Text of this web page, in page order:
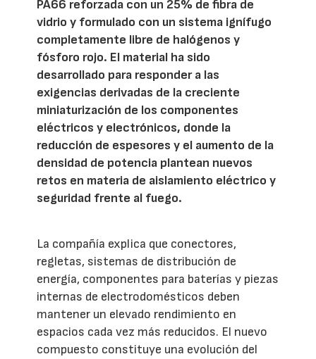
PA66 reforzada con un 25% de fibra de
vidrio y formulado con un sistema ignífugo
completamente libre de halógenos y
fósforo rojo. El material ha sido
desarrollado para responder a las
exigencias derivadas de la creciente
miniaturización de los componentes
eléctricos y electrónicos, donde la
reducción de espesores y el aumento de la
densidad de potencia plantean nuevos
retos en materia de aislamiento eléctrico y
seguridad frente al fuego.
La compañía explica que conectores,
regletas, sistemas de distribución de
energía, componentes para baterías y piezas
internas de electrodomésticos deben
mantener un elevado rendimiento en
espacios cada vez más reducidos. El nuevo
compuesto constituye una evolución del